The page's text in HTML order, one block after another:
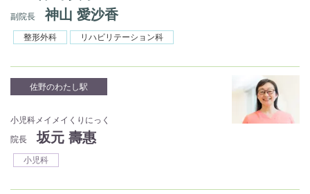
副院長 神山 愛沙香
整形外科 リハビリテーション科
佐野のわたし駅
小児科メイメイくりにっく
院長
坂元 壽惠
小児科